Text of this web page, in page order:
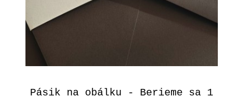
Pásik na obálku - Berieme sa 1